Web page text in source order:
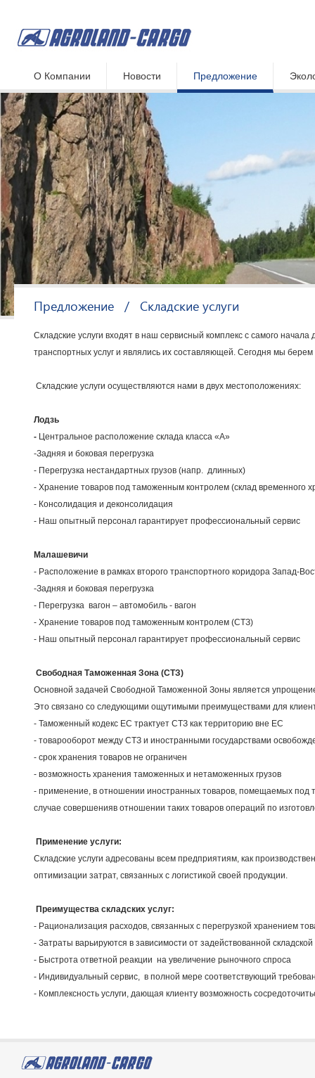
О Компании Новости Предложение
Предложение / Складские услуги
Складские услуги входят в наш сервисный комплекс с самого
транспортных услуг и являлись их составляющей. Сегодня мы
Складские услуги осуществляются нами в двух местоположениях:
Лодзь
- Центральное расположение склада класса «А»
-Задняя и боковая перегрузка
- Перегрузка нестандартных грузов (напр. длинных)
- Хранение товаров под таможенным контролем (склад временного
- Консолидация и деконсолидация
- Наш опытный персонал гарантирует профессиональный сервис
Малашевичи
- Расположение в рамках второго транспортного коридора Запад-
-Задняя и боковая перегрузка
- Перегрузка вагон – автомобиль - вагон
- Хранение товаров под таможенным контролем (СТЗ)
- Наш опытный персонал гарантирует профессиональный сервис
Свободная Таможенная Зона (CТЗ)
Основной задачей Свободной Таможенной Зоны является
Это связано со следующими ощутимыми преимуществами для
- Таможенный кодекс ЕС трактует СТЗ как территорию вне ЕС
- товарооборот между СТЗ и иностранными государствами
- срок хранения товаров не ограничен
- возможность хранения таможенных и нетаможенных грузов
- применение, в отношении иностранных товаров, помещаемых
случае совершенияв отношении таких товаров операций по
Применение услуги:
Складские услуги адресованы всем предприятиям, как
оптимизации затрат, связанных с логистикой своей продукции.
Преимущества складских услуг:
- Рационализация расходов, связанных с перегрузкой хранением
- Затраты варьируются в зависимости от задействованной
- Быстрота ответной реакции на увеличение рыночного спроса
- Индивидуальный сервис, в полной мере соответствующий
- Комплексность услуги, дающая клиенту возможность